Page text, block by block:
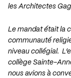
les Architectes
Le mandat était la
communauté
niveau collégial.
collège Sainte-
nous avions à